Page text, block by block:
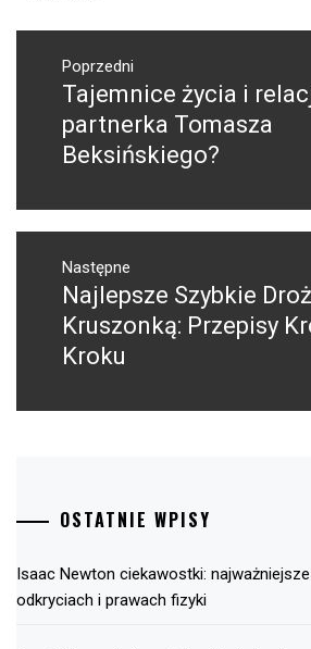
Nawigacja
wpisuPoprzedni
Poprzedni
wpis:
Tajemnice życia i
partnerka Tomasza
Beksińskiego?
Następne
Następny
post:
Najlepsze Szybkie
Kruszonką: Przepisy
Kroku
OSTATNIE WPISY
Isaac Newton ciekawostki:
odkryciach i prawach fizyki